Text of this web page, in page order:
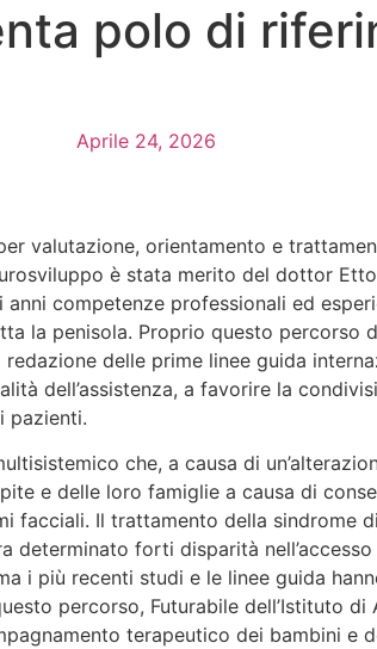
polo di
Aprile 24, 2026
valutazione, orientamento e
è stata merito del dottor
competenze professionali ed
la penisola. Proprio questo percorso
delle prime linee guida
dell’assistenza, a favorire la
pazienti.
che, a causa di
e delle loro famiglie a causa di
facciali. Il trattamento della sindrome
forti disparità nell’accesso
i più recenti studi e le linee guida
percorso, Futurabile dell’Istituto
terapeutico dei bambini